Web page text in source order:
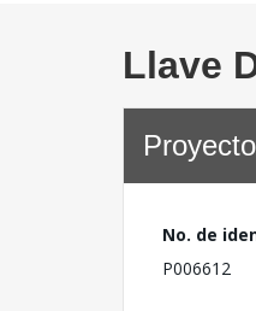
Llave
No. de
P006612